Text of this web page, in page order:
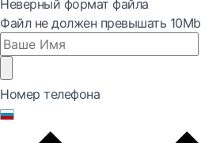
Неверный формат файла
Файл не должен превышать 10Mb
Номер телефона